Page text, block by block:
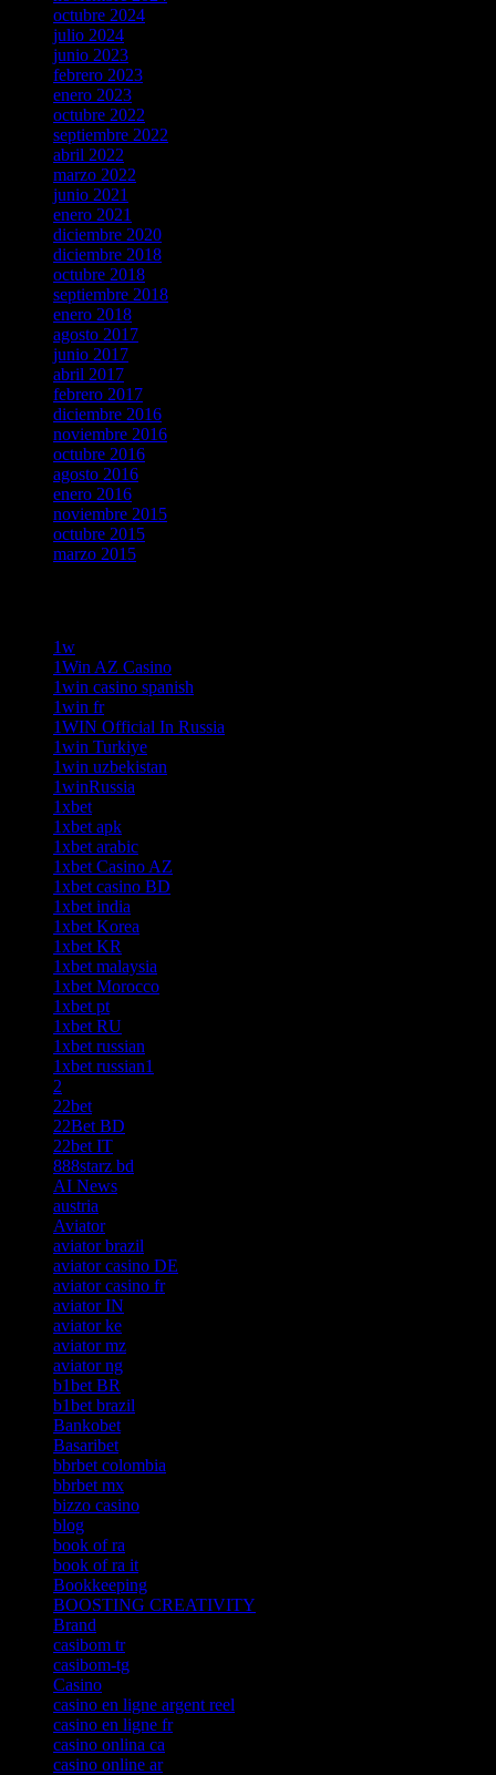
octubre 2024
julio 2024
junio 2023
febrero 2023
enero 2023
octubre 2022
septiembre 2022
abril 2022
marzo 2022
junio 2021
enero 2021
diciembre 2020
diciembre 2018
octubre 2018
septiembre 2018
enero 2018
agosto 2017
junio 2017
abril 2017
febrero 2017
diciembre 2016
noviembre 2016
octubre 2016
agosto 2016
enero 2016
noviembre 2015
octubre 2015
marzo 2015
1w
1Win AZ Casino
1win casino spanish
1win fr
1WIN Official In Russia
1win Turkiye
1win uzbekistan
1winRussia
1xbet
1xbet apk
1xbet arabic
1xbet Casino AZ
1xbet casino BD
1xbet india
1xbet Korea
1xbet KR
1xbet malaysia
1xbet Morocco
1xbet pt
1xbet RU
1xbet russian
1xbet russian1
2
22bet
22Bet BD
22bet IT
888starz bd
AI News
austria
Aviator
aviator brazil
aviator casino DE
aviator casino fr
aviator IN
aviator ke
aviator mz
aviator ng
b1bet BR
b1bet brazil
Bankobet
Basaribet
bbrbet colombia
bbrbet mx
bizzo casino
blog
book of ra
book of ra it
Bookkeeping
BOOSTING CREATIVITY
Brand
casibom tr
casibom-tg
Casino
casino en ligne argent reel
casino en ligne fr
casino onlina ca
casino online ar